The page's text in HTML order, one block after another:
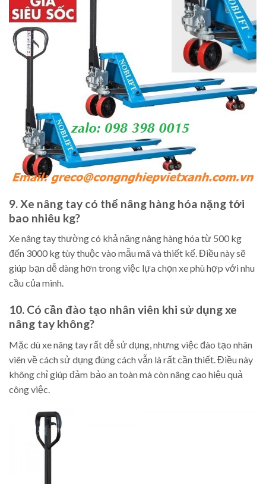
9. Xe nâng tay có thể nâng hàng hóa nặng tới
bao nhiêu kg?
Xe nâng tay thường có khả năng nâng hàng hóa từ 500 kg
đến 3000 kg tùy thuộc vào mẫu mã và thiết kế. Điều này sẽ
giúp bạn dễ dàng hơn trong việc lựa chọn xe phù hợp với nhu
cầu của mình.
10. Có cần đào tạo nhân viên khi sử dụng xe
nâng tay không?
Mặc dù xe nâng tay rất dễ sử dụng, nhưng việc đào tạo nhân
viên về cách sử dụng đúng cách vẫn là rất cần thiết. Điều này
không chỉ giúp đảm bảo an toàn mà còn nâng cao hiệu quả
công việc.